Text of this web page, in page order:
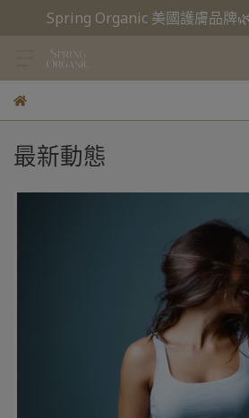
Spring Organic 美國護膚品牌
最新動態